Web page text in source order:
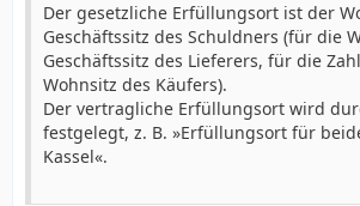
Der gesetzliche Erfüllungsort ist der
Geschäftssitz des Schuldners (für die
Geschäftssitz des Lieferers, für die
Wohnsitz des Käufers).
Der vertragliche Erfüllungsort wird
festgelegt, z. B. »Erfüllungsort für
Kassel«.